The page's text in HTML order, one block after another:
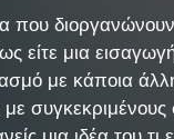
είτε μια
με κάποια